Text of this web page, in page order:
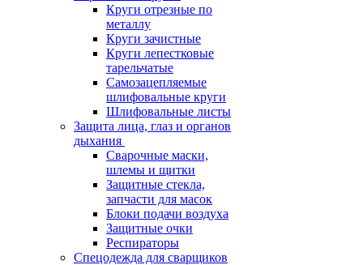
Круги отрезные по
металлу
Круги зачистные
Круги лепестковые
тарельчатые
Самозацепляемые
шлифовальные круги
Шлифовальные листы
Защита лица, глаз и органов
дыхания
Сварочные маски,
шлемы и щитки
Защитные стекла,
запчасти для масок
Блоки подачи воздуха
Защитные очки
Респираторы
Спецодежда для сварщиков